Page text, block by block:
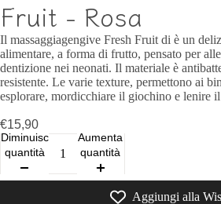
Fruit - Rosa
Il massaggiagengive Fresh Fruit di è un
alimentare, a forma di frutto, pensato per
dentizione nei neonati. Il materiale è
resistente. Le varie texture, permettono ai
esplorare, mordicchiare il giochino e lenire
€15,90
Diminuisci
quantità
Aumenta
quantità
Aggiungi alla